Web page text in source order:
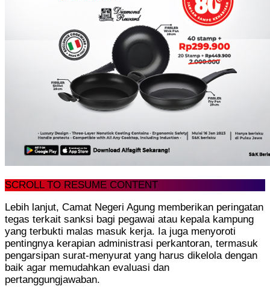
SCROLL TO RESUME CONTENT
Lebih lanjut, Camat Negeri Agung memberikan peringatan
tegas terkait sanksi bagi pegawai atau kepala kampung
yang terbukti malas masuk kerja. Ia juga menyoroti
pentingnya kerapian administrasi perkantoran, termasuk
pengarsipan surat-menyurat yang harus dikelola dengan
baik agar memudahkan evaluasi dan
pertanggungjawaban.